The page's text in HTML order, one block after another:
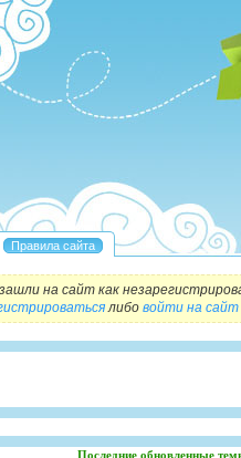
на сайт как
либо войти на сайт
Последние обновленные